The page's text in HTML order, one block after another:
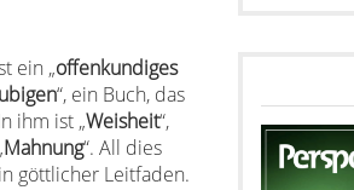
ein „offenkundiges
“, ein Buch, das
ihm ist „Weisheit“,
Mahnung“. All dies
göttlicher Leitfaden.